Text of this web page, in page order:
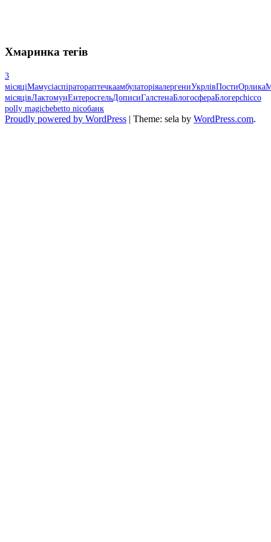
Хмаринка тегів
3
місяціМамусіаспіратораптечкаамбулаторіяалергениУкрлівПостиОрлика
місяцівЛактомунЕнтеросгельДописиГалстенаБлогосфераБлогерchicco
polly magicbebetto nicoбанк
Proudly powered by WordPress | Theme: sela by WordPress.com.